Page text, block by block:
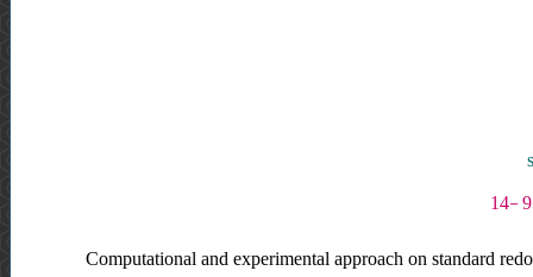
Computational and experimental approach on standard